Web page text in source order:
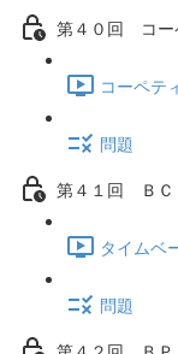
第４０回 コー
コーペテ
問題
第４１回 ＢＣ
タイムベ
問題